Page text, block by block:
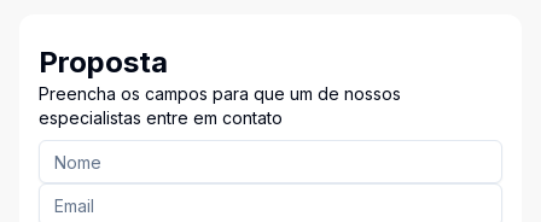
Proposta
Preencha os campos para que um de nossos
especialistas entre em contato